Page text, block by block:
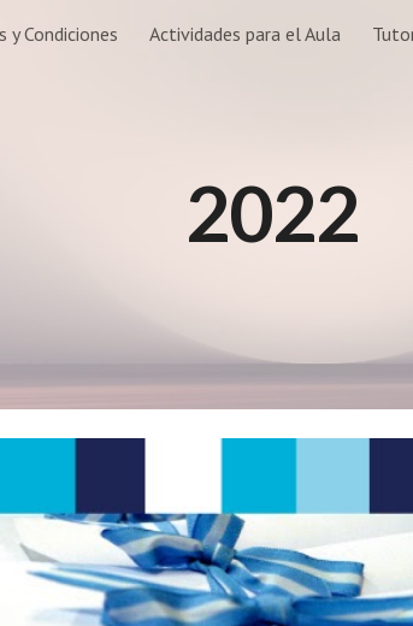
Skip to main content
y Condiciones Actividades para el Aula
2022